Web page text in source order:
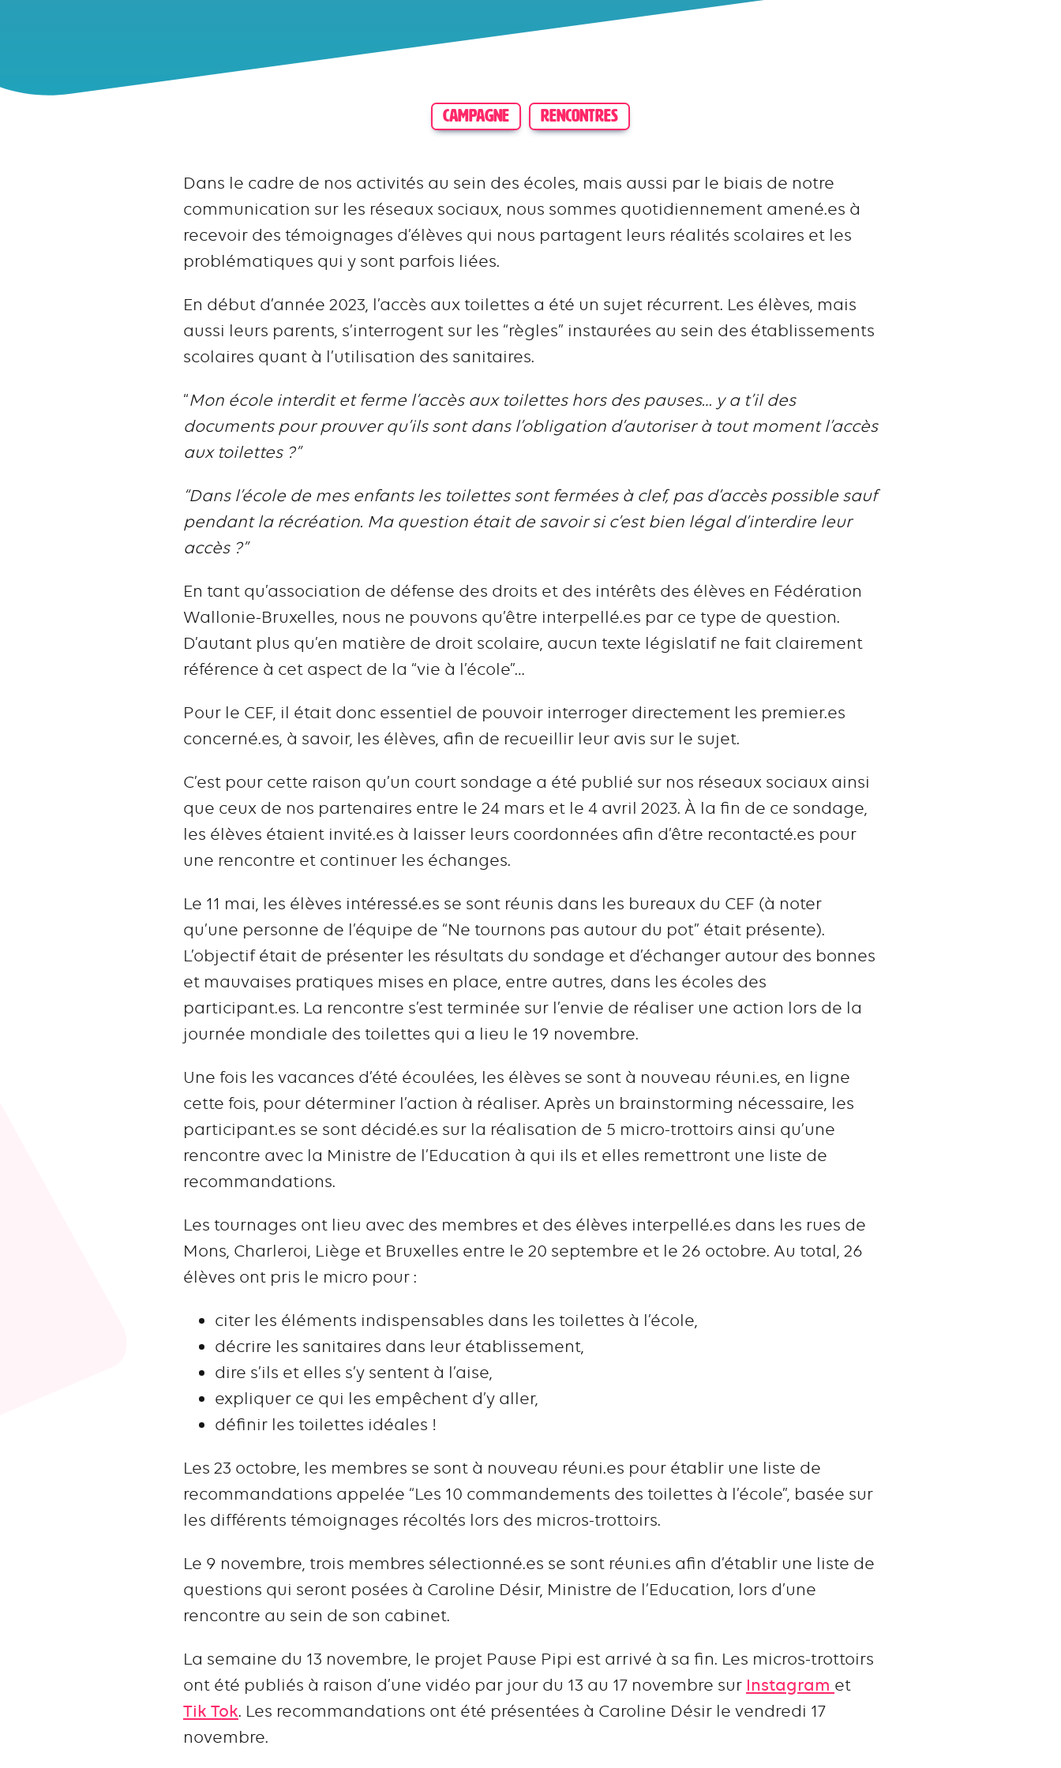
CAMPAGNE RENCONTRES
Dans le cadre de nos activités au sein des écoles, mais aussi par le biais de notre
communication sur les réseaux sociaux, nous sommes quotidiennement amené.es à
recevoir des témoignages d’élèves qui nous partagent leurs réalités scolaires et les
problématiques qui y sont parfois liées.
En début d’année 2023, l’accès aux toilettes a été un sujet récurrent. Les élèves, mais
aussi leurs parents, s’interrogent sur les “règles” instaurées au sein des établissements
scolaires quant à l’utilisation des sanitaires.
“Mon école interdit et ferme l’accès aux toilettes hors des pauses… y a t’il des
documents pour prouver qu’ils sont dans l’obligation d’autoriser à tout moment l’accès
aux toilettes ?”
“Dans l’école de mes enfants les toilettes sont fermées à clef, pas d’accès possible sauf
pendant la récréation. Ma question était de savoir si c’est bien légal d’interdire leur
accès ?”
En tant qu’association de défense des droits et des intérêts des élèves en Fédération
Wallonie-Bruxelles, nous ne pouvons qu’être interpellé.es par ce type de question.
D’autant plus qu’en matière de droit scolaire, aucun texte législatif ne fait clairement
référence à cet aspect de la “vie à l’école”…
Pour le CEF, il était donc essentiel de pouvoir interroger directement les premier.es
concerné.es, à savoir, les élèves, afin de recueillir leur avis sur le sujet.
C’est pour cette raison qu’un court sondage a été publié sur nos réseaux sociaux ainsi
que ceux de nos partenaires entre le 24 mars et le 4 avril 2023. À la fin de ce sondage,
les élèves étaient invité.es à laisser leurs coordonnées afin d’être recontacté.es pour
une rencontre et continuer les échanges.
Le 11 mai, les élèves intéressé.es se sont réunis dans les bureaux du CEF (à noter
qu’une personne de l’équipe de “Ne tournons pas autour du pot” était présente).
L’objectif était de présenter les résultats du sondage et d’échanger autour des bonnes
et mauvaises pratiques mises en place, entre autres, dans les écoles des
participant.es. La rencontre s’est terminée sur l’envie de réaliser une action lors de la
journée mondiale des toilettes qui a lieu le 19 novembre.
Une fois les vacances d’été écoulées, les élèves se sont à nouveau réuni.es, en ligne
cette fois, pour déterminer l’action à réaliser. Après un brainstorming nécessaire, les
participant.es se sont décidé.es sur la réalisation de 5 micro-trottoirs ainsi qu’une
rencontre avec la Ministre de l’Education à qui ils et elles remettront une liste de
recommandations.
Les tournages ont lieu avec des membres et des élèves interpellé.es dans les rues de
Mons, Charleroi, Liège et Bruxelles entre le 20 septembre et le 26 octobre. Au total, 26
élèves ont pris le micro pour :
citer les éléments indispensables dans les toilettes à l’école,
décrire les sanitaires dans leur établissement,
dire s’ils et elles s’y sentent à l’aise,
expliquer ce qui les empêchent d’y aller,
définir les toilettes idéales !
Les 23 octobre, les membres se sont à nouveau réuni.es pour établir une liste de
recommandations appelée “Les 10 commandements des toilettes à l’école”, basée sur
les différents témoignages récoltés lors des micros-trottoirs.
Le 9 novembre, trois membres sélectionné.es se sont réuni.es afin d’établir une liste de
questions qui seront posées à Caroline Désir, Ministre de l’Education, lors d’une
rencontre au sein de son cabinet.
La semaine du 13 novembre, le projet Pause Pipi est arrivé à sa fin. Les micros-trottoirs
ont été publiés à raison d’une vidéo par jour du 13 au 17 novembre sur Instagram et
Tik Tok. Les recommandations ont été présentées à Caroline Désir le vendredi 17
novembre.